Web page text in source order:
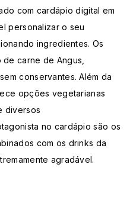
com cardápio digital em
personalizar o seu
ingredientes. Os
carne de Angus,
conservantes. Além da
opções vegetarianas
diversos
no cardápio são os
com os drinks da
agradável.